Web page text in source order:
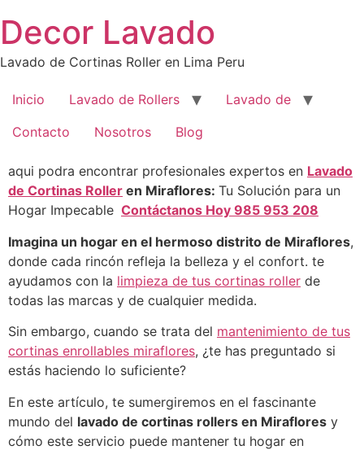
al
contenido
Decor Lavado
Lavado de Cortinas Roller en Lima Peru
Inicio Lavado de Rollers
Lavado de
Contacto
Nosotros Blog
aqui podra encontrar profesionales expertos en Lavado
de Cortinas Roller en Miraflores: Tu Solución para un
Hogar Impecable Contáctanos Hoy 985 953 208
Imagina un hogar en el hermoso distrito de Miraflores,
donde cada rincón refleja la belleza y el confort. te
ayudamos con la limpieza de tus cortinas roller de
todas las marcas y de cualquier medida.
Sin embargo, cuando se trata del mantenimiento de tus
cortinas enrollables miraflores, ¿te has preguntado si
estás haciendo lo suficiente?
En este artículo, te sumergiremos en el fascinante
mundo del lavado de cortinas rollers en Miraflores y
cómo este servicio puede mantener tu hogar en